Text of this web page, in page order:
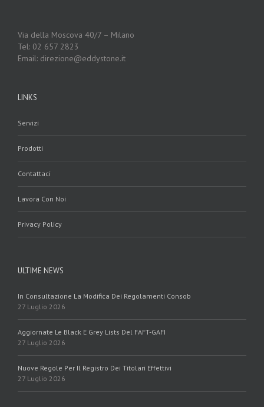
Via della Moscova 40/7 – Milano
Tel: 02 657 2823
Email: direzione@eddystone.it
LINKS
Servizi
Prodotti
Contattaci
Lavora Con Noi
Privacy Policy
ULTIME NEWS
In Consultazione La Modifica Dei Regolamenti Consob
27 Luglio 2026
Aggiornate Le Black E Grey Lists Del FAFT-GAFI
27 Luglio 2026
Nuove Regole Per Il Registro Dei Titolari Effettivi
27 Luglio 2026